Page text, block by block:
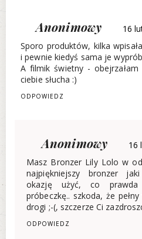
Anonimowy
16
Sporo produktów, kilka
i pewnie kiedyś sama je
A filmik świetny - obejrzałam
ciebie słucha :)
ODPOWIEDZ
Anonimowy
16
Masz Bronzer Lily Lolo w
najpiękniejszy bronzer
okazję użyć, co prawda
próbeczkę.. szkoda, że
drogi ;-(, szczerze Ci
ODPOWIEDZ